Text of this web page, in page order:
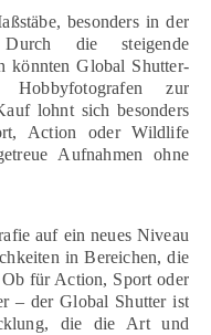
besonders in der
die steigende
könnten Global Shutter-
zur
lohnt sich besonders
Action oder Wildlife
Aufnahmen ohne
auf ein neues Niveau
in Bereichen, die
für Action, Sport oder
– der Global Shutter ist
die die Art und